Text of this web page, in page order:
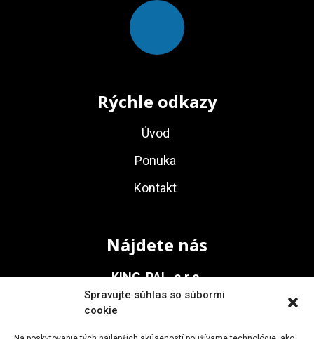
Spravujte súhlas so súbormi
cookie
Rýchle odkazy
Úvod
Ponuka
Kontakt
Nájdete nás
KING-PAL, s.r.o.
Na Vinohrady 936/1